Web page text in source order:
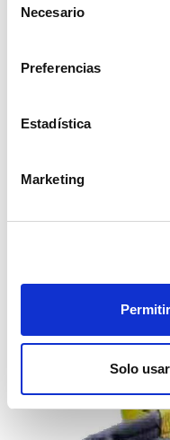
Necesario
Preferencias
Estadística
Marketing
Solo
60,48€